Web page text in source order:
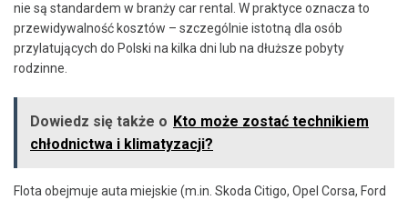
nie są standardem w branży car rental. W praktyce oznacza to
przewidywalność kosztów – szczególnie istotną dla osób
przylatujących do Polski na kilka dni lub na dłuższe pobyty
rodzinne.
Dowiedz się także o Kto może zostać technikiem
chłodnictwa i klimatyzacji?
Flota obejmuje auta miejskie (m.in. Skoda Citigo, Opel Corsa, Ford